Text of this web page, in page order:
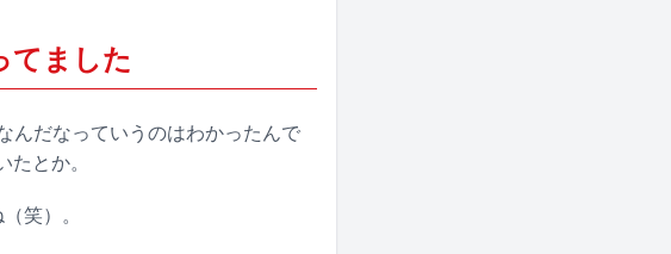
てました
んだなっていうのはわかったんで
とか。
笑）。